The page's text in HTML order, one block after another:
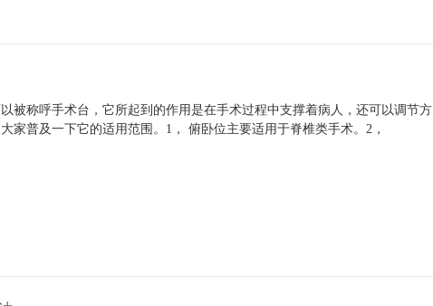
被称呼手术台，它所起到的作用是在手术过程中支撑着病人，还可以调节方
家普及一下它的适用范围。1， 俯卧位主要适用于脊椎类手术。2，